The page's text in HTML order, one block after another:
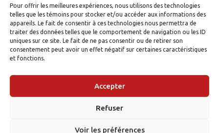
Pour offrir les meilleures expériences, nous utilisons des technologies
telles que les témoins pour stocker et/ou accéder aux informations des
appareils. Le fait de consentir à ces technologies nous permettra de
traiter des données telles que le comportement de navigation ou les ID
uniques sur ce site. Le fait de ne pas consentir ou de retirer son
consentement peut avoir un effet négatif sur certaines caractéristiques
et fonctions.
Accepter
Refuser
Voir les préférences
INSTAGRAM